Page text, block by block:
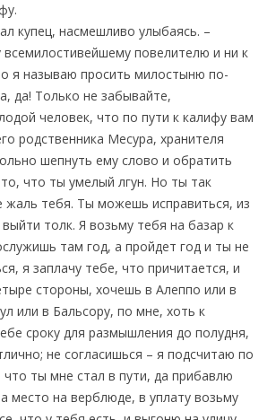
купец, насмешливо улыбаясь. –
повелителю и ни к
я называю просить милостыню по-
да! Только не забывайте,
человек, что по пути к калифу вам
родственника Месура, хранителя
шепнуть ему слово и обратить
что ты умелый лгун. Но ты так
тебя. Ты можешь исправиться, из
толк. Я возьму тебя на базар к
там год, а пройдет год и ты не
я заплачу тебе, что причитается, и
стороны, хочешь в Алеппо или в
или в Бальсору, по мне, хоть к
сроку для размышления до полудня,
не согласишься – я подсчитаю по
что ты мне стал в пути, да прибавлю
место на верблюде, в уплату возьму